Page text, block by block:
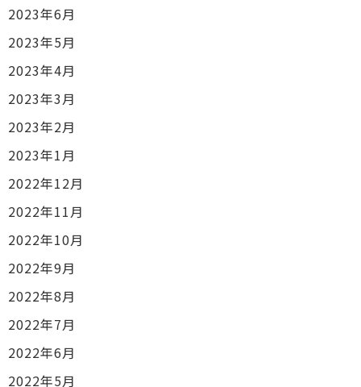
2023年6月
2023年5月
2023年4月
2023年3月
2023年2月
2023年1月
2022年12月
2022年11月
2022年10月
2022年9月
2022年8月
2022年7月
2022年6月
2022年5月